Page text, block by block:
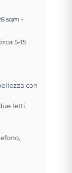
sqm -
5-15
con
letti